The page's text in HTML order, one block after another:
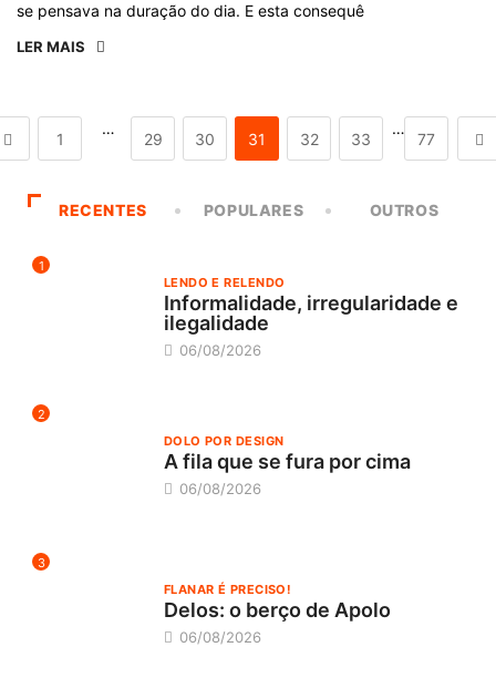
se pensava na duração do dia. E esta consequê
LER MAIS
1
…
29 30 31 32 33
…
77
RECENTES POPULARES OUTROS
1
LENDO E RELENDO
Informalidade, irregularidade e
ilegalidade
06/08/2026
2
DOLO POR DESIGN
A fila que se fura por cima
06/08/2026
3
FLANAR É PRECISO!
Delos: o berço de Apolo
06/08/2026